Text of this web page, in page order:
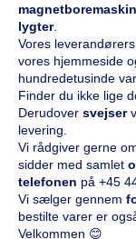
lygter.
Vores leverandørers
vores hjemmeside
hundredetusinde
Finder du ikke lige
Derudover svejser
levering.
Vi rådgiver gerne
sidder med samlet
telefonen på +45
Vi sælger gennem
bestilte varer er
Velkommen 😊